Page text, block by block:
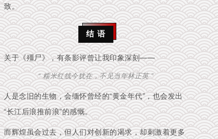
致。
结 语
关于《殭尸》，有条影评曾让我印象深刻——
“ 糯米红线今犹在，不见当年林正英 ”
人是念旧的生物，会缅怀曾经的“黄金年代”，也会发出
“长江后浪推前浪”的感慨。
而辉煌虽会过去，但人们对创新的渴求，却刺激着更多